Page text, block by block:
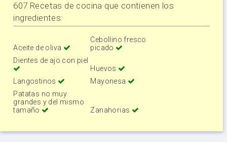
607 Recetas de cocina que contienen los
ingredientes:
Aceite de oliva
Cebollino fresco
picado
Dientes de ajo con piel
Huevos
Langostinos
Mayonesa
Patatas no muy
grandes y del mismo
tamaño
Zanahorias